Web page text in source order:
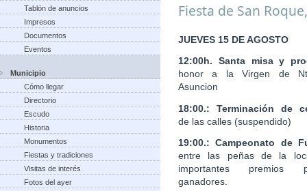
Tablón de anuncios
Impresos
Documentos
Eventos
Municipio
Cómo llegar
Directorio
Escudo
Historia
Monumentos
Fiestas y tradiciones
Visitas de interés
Fotos del ayer
Fiesta de San
JUEVES 15 DE AGOSTO
12:00h. Santa misa y
honor a la Virgen de
Asuncion
18:00.: Terminación de
de las calles (suspendido)
19:00.: Campeonato de
entre las peñas de la
importantes premios
ganadores.